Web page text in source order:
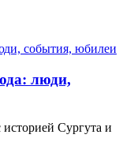
люди,
Сургута и